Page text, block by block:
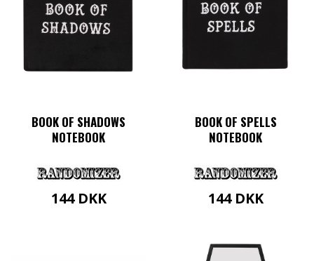
BOOK OF SHADOWS
NOTEBOOK
144 DKK
BOOK OF SPELLS
NOTEBOOK
144 DKK